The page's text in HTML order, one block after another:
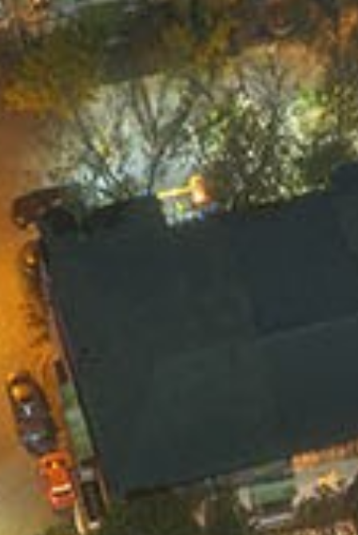
CENTRAL PARK TOWERS
გსურთ გაიგოთ მეტი პროექტზე? შეავსეთ
ფორმა და ჩვენი წარმომადგენელი მალე
დაგიკავშირდებათ.